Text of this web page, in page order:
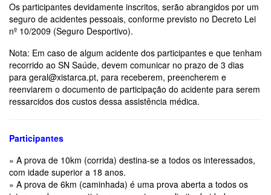
Os participantes devidamente inscritos, serão abrangidos por um
seguro de acidentes pessoais, conforme previsto no Decreto Lei
nº 10/2009 (Seguro Desportivo).
Nota: Em caso de algum acidente dos participantes e que tenham
recorrido ao SN Saúde, devem comunicar no prazo de 3 dias
para geral@xistarca.pt, para receberem, preencherem e
reenviarem o documento de participação do acidente para serem
ressarcidos dos custos dessa assistência médica.
Participantes
» A prova de 10km (corrida) destina-se a todos os interessados,
com idade superior a 18 anos.
» A prova de 6km (caminhada) é uma prova aberta a todos os